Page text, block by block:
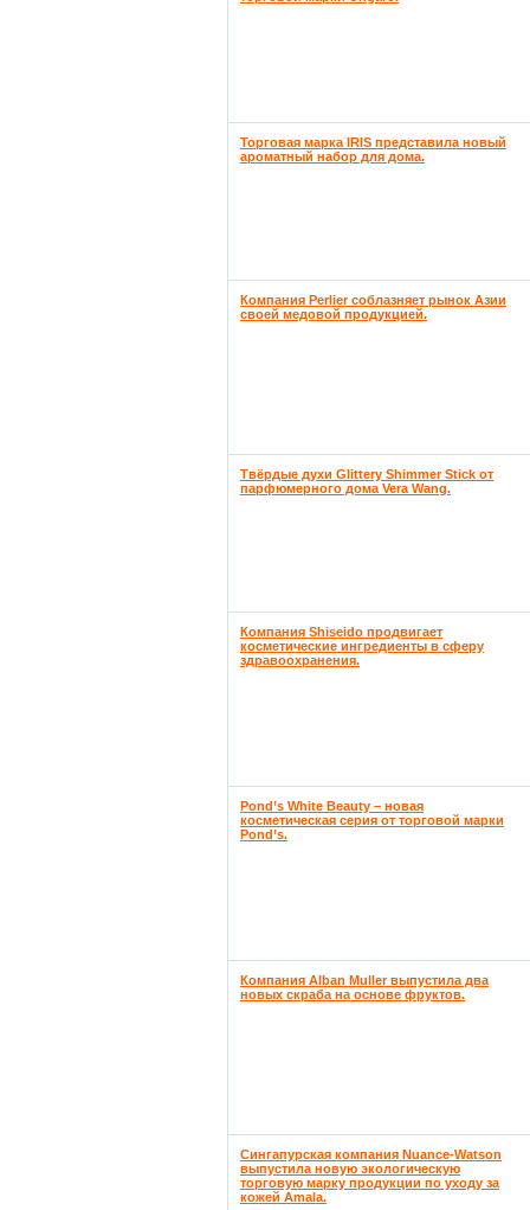
Торговая марка IRIS представила новый
ароматный набор для дома.
Компания Perlier соблазняет рынок Азии
своей медовой продукцией.
Твёрдые духи Glittery Shimmer Stick от
парфюмерного дома Vera Wang.
Компания Shiseido продвигает
косметические ингредиенты в сферу
здравоохранения.
Pond’s White Beauty – новая
косметическая серия от торговой марки
Pond’s.
Компания Alban Muller выпустила два
новых скраба на основе фруктов.
Сингапурская компания Nuance-Watson
выпустила новую экологическую
торговую марку продукции по уходу за
кожей Amala.